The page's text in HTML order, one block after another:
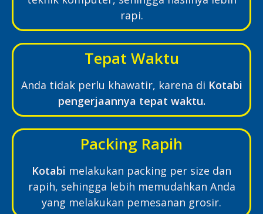
rapi.
Tepat Waktu
Anda tidak perlu khawatir, karena di Kotabi
pengerjaannya tepat waktu.
Packing Rapih
Kotabi melakukan packing per size dan
rapih, sehingga lebih memudahkan Anda
yang melakukan pemesanan grosir.